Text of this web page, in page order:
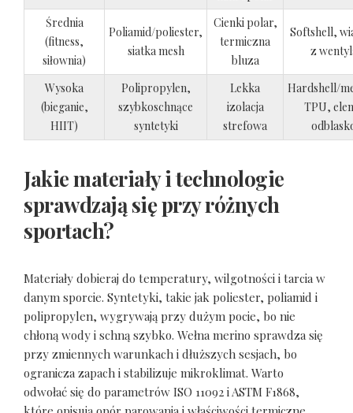
Średnia
(fitness,
siłownia)
Poliamid/poliester,
siatka mesh
Cienki polar,
termiczna
bluza
Softshell,
z
Wysoka
(bieganie,
HIIT)
Polipropylen,
szybkoschnące
syntetyki
Lekka
izolacja
strefowa
Hardshell/
TPU,
Jakie materiały i technologie
sprawdzają się przy różnych
sportach?
Materiały dobieraj do temperatury, wilgotności i tarcia w
danym sporcie. Syntetyki, takie jak poliester, poliamid i
polipropylen, wygrywają przy dużym pocie, bo nie
chłoną wody i schną szybko. Wełna merino sprawdza się
przy zmiennych warunkach i dłuższych sesjach, bo
ogranicza zapach i stabilizuje mikroklimat. Warto
odwołać się do parametrów ISO 11092 i ASTM F1868,